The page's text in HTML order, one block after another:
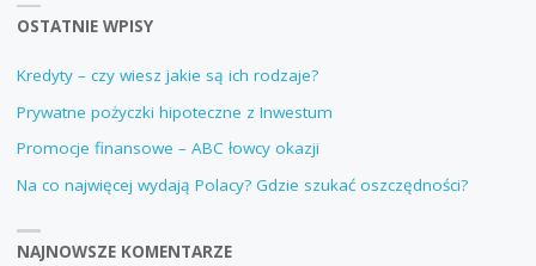
OSTATNIE WPISY
Kredyty – czy wiesz jakie są ich rodzaje?
Prywatne pożyczki hipoteczne z Inwestum
Promocje finansowe – ABC łowcy okazji
Na co najwięcej wydają Polacy? Gdzie szukać oszczędności?
NAJNOWSZE KOMENTARZE